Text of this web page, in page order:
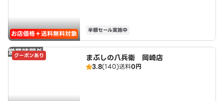
お店価格＋送料無料対象 半額セール実施中
営業時間外
クーポンあり まぶしの八兵衛 岡崎店
3.8(140)送料0円